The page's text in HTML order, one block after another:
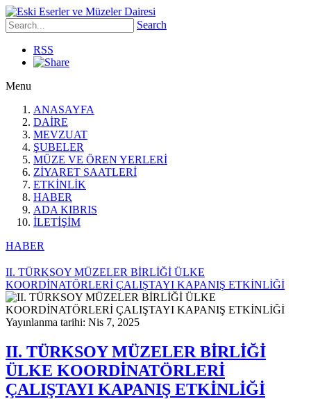
Search
RSS
Menu
ANASAYFA
DAİRE
MEVZUAT
ŞUBELER
MÜZE VE ÖREN YERLERİ
ZİYARET SAATLERİ
ETKİNLİK
HABER
ADA KIBRIS
İLETİŞİM
HABER
II. TÜRKSOY MÜZELER BİRLİĞİ ÜLKE
KOORDİNATÖRLERİ ÇALIŞTAYI KAPANIŞ ETKİNLİĞİ
Yayınlanma tarihi: Nis 7, 2025
II. TÜRKSOY MÜZELER BİRLİĞİ
ÜLKE KOORDİNATÖRLERİ
ÇALIŞTAYI KAPANIŞ ETKİNLİĞİ